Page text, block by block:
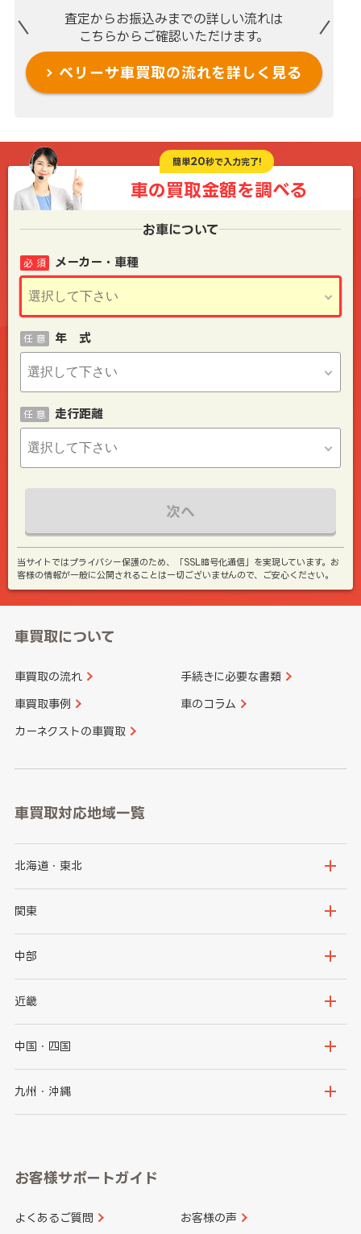
査定からお振込みまでの詳しい流れは
こちらからご確認いただけます。
ベリーサ車買取の流れを詳しく見る
簡単20秒で入力完了!
車の買取金額を調べる
お車について
メーカー・車種
必 須
年 式
任 意
走行距離
任 意
次へ
当サイトではプライバシー保護のため、「SSL暗号化通信」を実現しています。お
客様の情報が一般に公開されることは一切ございませんので、ご安心ください。
車買取について
車買取の流れ 手続きに必要な書類
車買取事例 車のコラム
カーネクストの車買取
車買取対応地域一覧
北海道・東北
北海道
岩手県
秋田県
関東
茨城県
群馬県
千葉県
中部
新潟県
石川県
山梨県
愛知県
近畿
大阪府
京都府
和歌山県
中国・四国
鳥取県
山口県
香川県 愛媛県
九州・沖縄
長崎県
大分県 宮崎県
お客様サポートガイド
よくあるご質問 お客様の声